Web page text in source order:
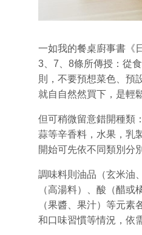
一如我的餐桌廚事書《
3、7、8條所傳授：從
則，不要預想菜色、預
就自自然然買下，是輕
但可稍微留意錯開種類
蒜等辛香料，水果，乳
開始可先依不同類別分
調味料則油品（玄米油
（高湯料）、酸（醋
（果醬、果汁）等元
和口味習慣等情況，依